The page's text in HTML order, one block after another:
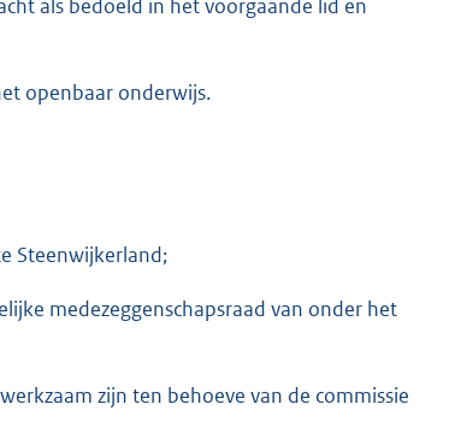
als bedoeld in het voorgaande lid en
openbaar onderwijs.
Steenwijkerland;
medezeggenschapsraad van onder het
zijn ten behoeve van de commissie